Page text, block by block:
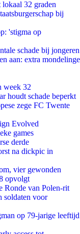
32 graden
bij
'stigma op
schade bij jongeren
aan: extra mondelinge
week 32
houdt schade beperkt
zege FC Twente
Evolved
games
derde
na dickpic in
vier gewonden
opvolgt
Ronde van Polen-rit
soldaten voor
op 79-jarige leeftijd